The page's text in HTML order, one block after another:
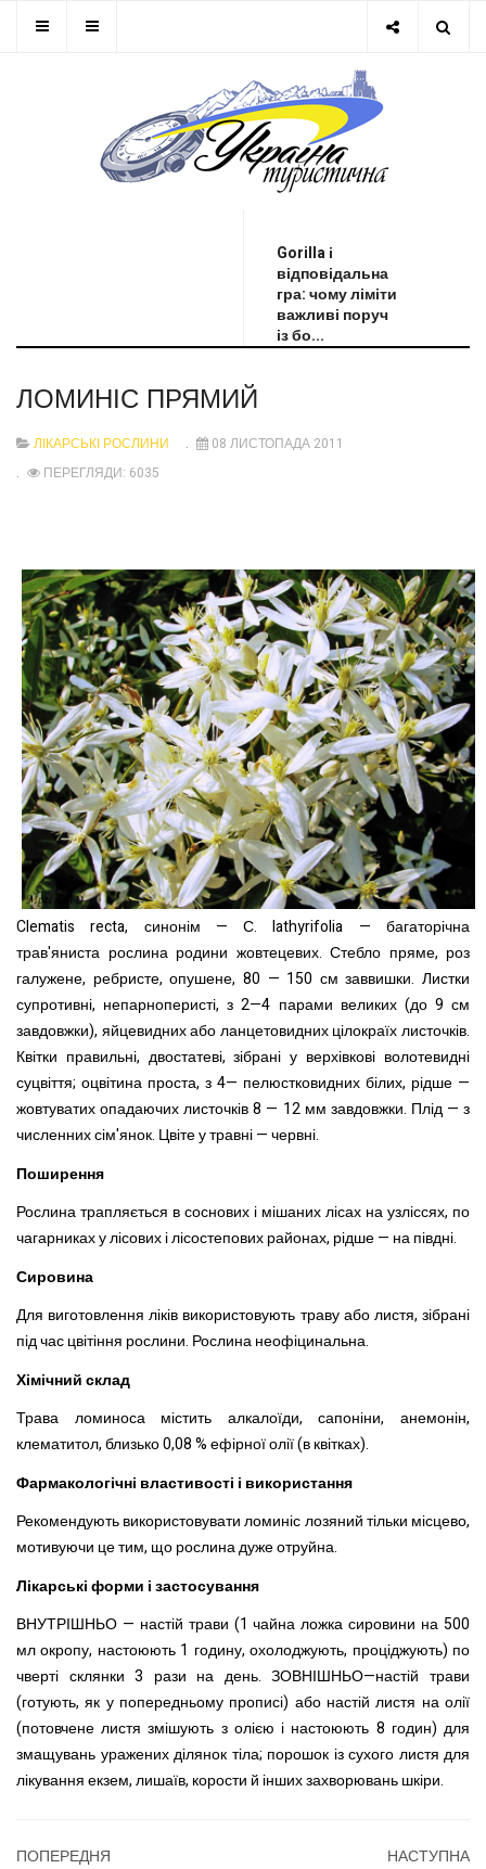
Gorilla і
відповідальна
гра: чому ліміти
важливі поруч
із бо...
ЛОМИНІС ПРЯМИЙ
ЛІКАРСЬКІ РОСЛИНИ
08 ЛИСТОПАДА 2011
ПЕРЕГЛЯДИ: 6035
Clematis recta, синонім — С. lathyrifolia — багаторічна
трав'яниста рослина родини жовтецевих. Стебло пряме, роз
галужене, ребристе, опушене, 80 — 150 см заввишки. Листки
супротивні, непарноперисті, з 2—4 парами великих (до 9 см
завдовжки), яйцевидних або ланцетовидних цілокраїх листочків.
Квітки правильні, двостатеві, зібрані у верхівкові волотевидні
суцвіття; оцвітина проста, з 4— пелюстковидних білих, рідше —
жовтуватих опадаючих листочків 8 — 12 мм завдовжки. Плід — з
численних сім'янок. Цвіте у травні — червні.
Поширення
Рослина трапляється в соснових і мішаних лісах на узліссях, по
чагарниках у лісових і лісостепових районах, рідше — на півдні.
Сировина
Для виготовлення ліків використовують траву або листя, зібрані
під час цвітіння рослини. Рослина неофіцинальна.
Хімічний склад
Трава ломиноса містить алкалоїди, сапоніни, анемонін,
клематитол, близько 0,08 %ефірної олії (в квітках).
Фармакологічні властивості і використання
Рекомендують використовувати ломиніс лозяний тільки місцево,
мотивуючи це тим, що рослина дуже отруйна.
Лікарські форми і застосування
ВНУТРІШНЬО — настій трави (1 чайна ложка сировини на 500
мл окропу, настоюють 1 годину, охолоджують, проціджують) по
чверті склянки 3 рази на день. ЗОВНІШНЬО—настій трави
(готують, як у попередньому прописі) або настій листя на олії
(потовчене листя змішують з олією і настоюють 8 годин) для
змащувань уражених ділянок тіла; порошок із сухого листя для
лікування екзем, лишаїв, корости й інших захворювань шкіри.
ПОПЕРЕДНЯ НАСТУПНА